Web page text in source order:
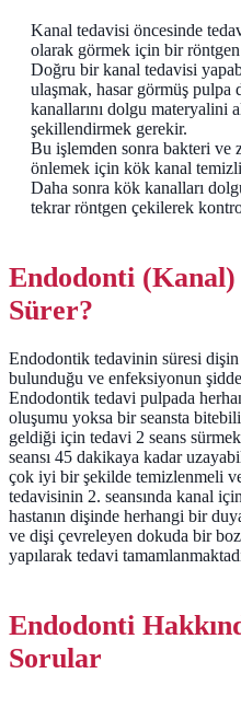
Kanal tedavisi öncesinde
olarak görmek için bir
Doğru bir kanal tedavisi
ulaşmak, hasar görmüş pulpa
kanallarını dolgu materyalini
şekillendirmek gerekir.
Bu işlemden sonra bakteri ve
önlemek için kök kanal
Daha sonra kök kanalları
tekrar röntgen çekilerek
Endodonti
Sürer?
Endodontik tedavinin süresi dişin
bulunduğu ve enfeksiyonun
Endodontik tedavi pulpada
oluşumu yoksa bir seansta
geldiği için tedavi 2 seans
seansı 45 dakikaya kadar
çok iyi bir şekilde temizlenmeli
tedavisinin 2. seansında kanal
hastanın dişinde herhangi bir
ve dişi çevreleyen dokuda bir
yapılarak tedavi
Endodonti
Sorular